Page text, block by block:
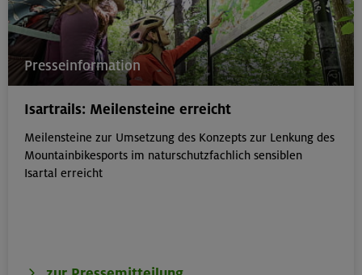
Presseinformation
Isartrails: Meilensteine erreicht
Meilensteine zur Umsetzung des Konzepts zur Lenkung des
Mountainbikesports im naturschutzfachlich sensiblen
Isartal erreicht